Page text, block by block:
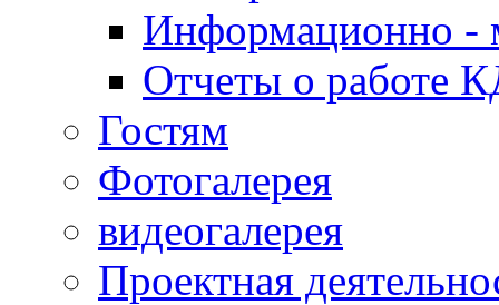
Информационно -
Отчеты о работе
Гостям
Фотогалерея
видеогалерея
Проектная